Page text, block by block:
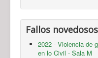
Fallos novedosos
2022 - Violencia de
en lo Civil - Sala M